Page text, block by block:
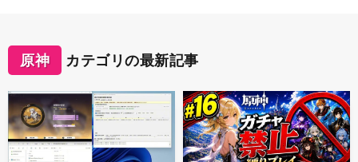
原神 カテゴリの最新記事